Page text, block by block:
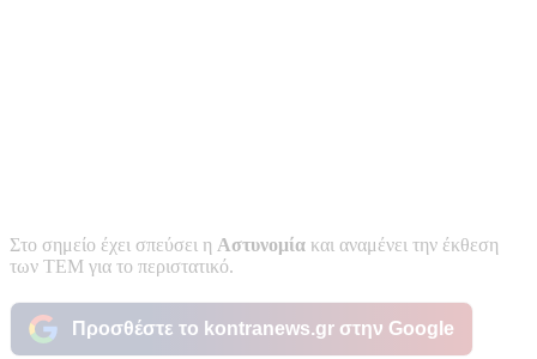
Στο σημείο έχει σπεύσει η Αστυνομία και αναμένει την έκθεση
των ΤΕΜ για το περιστατικό.
Προσθέστε το kontranews.gr στην Google